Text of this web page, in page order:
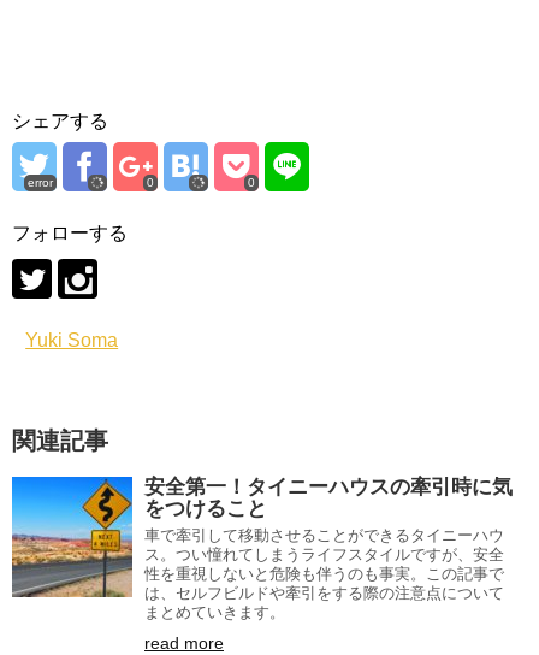
シェアする
error 0 0
フォローする
Yuki Soma
関連記事
安全第一！タイニーハウスの牽引時に気
をつけること
車で牽引して移動させることができるタイニーハウ
ス。つい憧れてしまうライフスタイルですが、安全
性を重視しないと危険も伴うのも事実。この記事で
は、セルフビルドや牽引をする際の注意点について
まとめていきます。
read more